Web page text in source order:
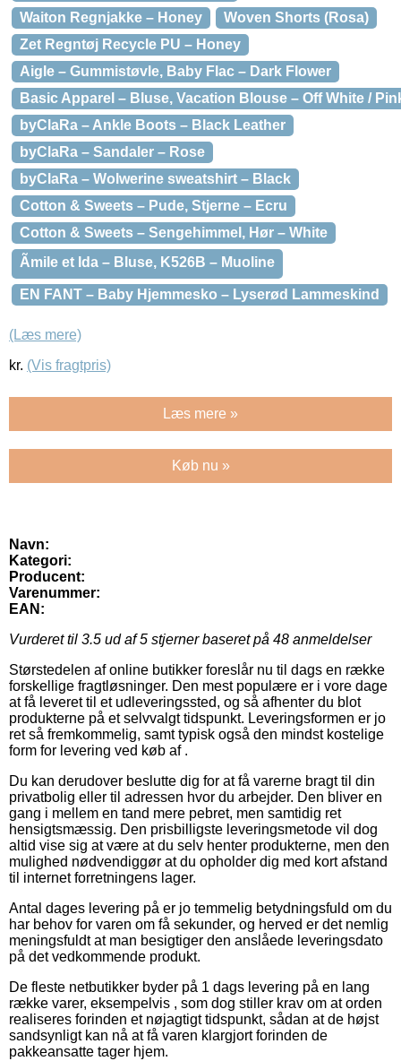
Waiton Regnjakke – Honey
Woven Shorts (Rosa)
Zet Regntøj Recycle PU – Honey
Aigle – Gummistøvle, Baby Flac – Dark Flower
Basic Apparel – Bluse, Vacation Blouse – Off White /
byClaRa – Ankle Boots – Black Leather
byClaRa – Sandaler – Rose
byClaRa – Wolwerine sweatshirt – Black
Cotton & Sweets – Pude, Stjerne – Ecru
Cotton & Sweets – Sengehimmel, Hør – White
Ãmile et Ida – Bluse, K526B – Muoline
EN FANT – Baby Hjemmesko – Lyserød Lammeskind
(Læs mere)
kr. (Vis fragtpris)
Læs mere »
Køb nu »
Navn:
Kategori:
Producent:
Varenummer:
EAN:
Vurderet til 3.5 ud af 5 stjerner baseret på 48 anmeldelser
Størstedelen af online butikker foreslår nu til dags en række
forskellige fragtløsninger. Den mest populære er i vore dage
at få leveret til et udleveringssted, og så afhenter du blot
produkterne på et selvvalgt tidspunkt. Leveringsformen er jo
ret så fremkommelig, samt typisk også den mindst kostelige
form for levering ved køb af .
Du kan derudover beslutte dig for at få varerne bragt til din
privatbolig eller til adressen hvor du arbejder. Den bliver en
gang i mellem en tand mere pebret, men samtidig ret
hensigtsmæssig. Den prisbilligste leveringsmetode vil dog
altid vise sig at være at du selv henter produkterne, men den
mulighed nødvendiggør at du opholder dig med kort afstand
til internet forretningens lager.
Antal dages levering på er jo temmelig betydningsfuld om du
har behov for varen om få sekunder, og herved er det nemlig
meningsfuldt at man besigtiger den anslåede leveringsdato
på det vedkommende produkt.
De fleste netbutikker byder på 1 dags levering på en lang
række varer, eksempelvis , som dog stiller krav om at orden
realiseres forinden et nøjagtigt tidspunkt, sådan at de højst
sandsynligt kan nå at få varen klargjort forinden de
pakkeansatte tager hjem.